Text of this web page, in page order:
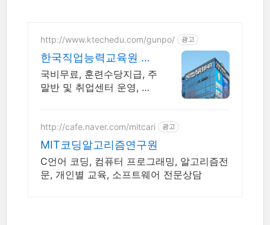
http://www.ktechedu.com/gunpo/ 광고
한국직업능력교육원 군
포캠퍼스
국비무료, 훈련수당지급, 주
말반 및 취업센터 운영, 고
http://cafe.naver.com/mitcari 광고
MIT코딩알고리즘연구원
C언어 코딩, 컴퓨터 프로그래밍, 알고리즘전
문, 개인별 교육, 소프트웨어 전문상담